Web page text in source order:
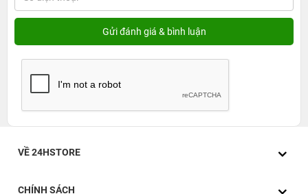
Apple Watch SE 2 2024 - 40mm - LTE - Viền
nhôm, dây cao su Size S/M Cũ chính hãng:
Gọn nhẹ, kết nối độc lập, giá dễ tiếp cận
1. Vì sao nên chọn Apple Watch SE 2 2024 - 40mm
- LTE - Viền nhôm Cũ chính hãng?
Nếu bạn đang phân vân giữa việc chọn mua một chiếc
Apple Watch mới hay tìm đến giải pháp tiết kiệm hơn mà
VỀ 24HSTORE
CHÍNH SÁCH